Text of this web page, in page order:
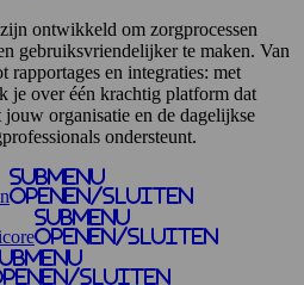
ontwikkeld om zorgprocessen
gebruiksvriendelijker te maken. Van
rapportages en integraties: met
je over één krachtig platform dat
jouw organisatie en de dagelijkse
ondersteunt.
Submenu
openen/sluiten
Submenu
openen/sluiten
sluiten